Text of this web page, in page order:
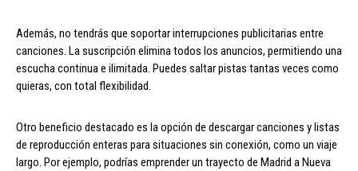
Además, no tendrás que soportar interrupciones publicitarias entre
canciones. La suscripción elimina todos los anuncios, permitiendo una
escucha continua e ilimitada. Puedes saltar pistas tantas veces como
quieras, con total flexibilidad.
Otro beneficio destacado es la opción de descargar canciones y listas
de reproducción enteras para situaciones sin conexión, como un viaje
largo. Por ejemplo, podrías emprender un trayecto de Madrid a Nueva